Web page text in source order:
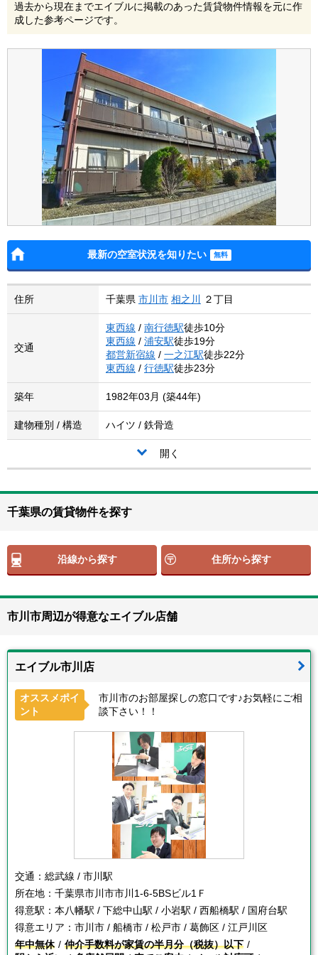
過去から現在までエイブルに掲載のあった賃貸物件情報を元に作
成した参考ページです。
最新の空室状況を知りたい
住所 千葉県 市川市 相之川 ２丁目
交通
東西線 / 南行徳駅徒歩10分
東西線 / 浦安駅徒歩19分
都営新宿線 / 一之江駅徒歩22分
東西線 / 行徳駅徒歩23分
築年 1982年03月 (築44年)
建物種別 / 構造 ハイツ / 鉄骨造
開く
千葉県の賃貸物件を探す
沿線から探す 住所から探す
市川市周辺が得意なエイブル店舗
エイブル市川店
オススメポイ
ント
市川市のお部屋探しの窓口です♪お気軽にご相
談下さい！！
交通： 総武線 / 市川駅
所在地： 千葉県市川市市川1-6-5BSビル1Ｆ
得意駅： 本八幡駅 / 下総中山駅 / 小岩駅 / 西船橋駅 / 国府台駅
得意エリア： 市川市 / 船橋市 / 松戸市 / 葛飾区 / 江戸川区
年中無休
仲介手数料が家賃の半月分（税抜）以下